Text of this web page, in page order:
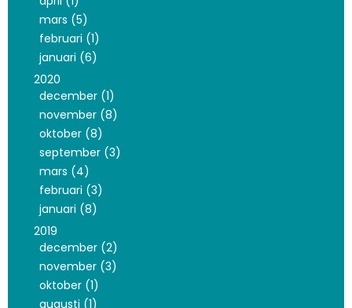
mars (5)
februari (1)
januari (6)
2020
december (1)
november (8)
oktober (8)
september (3)
mars (4)
februari (3)
januari (8)
2019
december (2)
november (3)
oktober (1)
augusti (1)